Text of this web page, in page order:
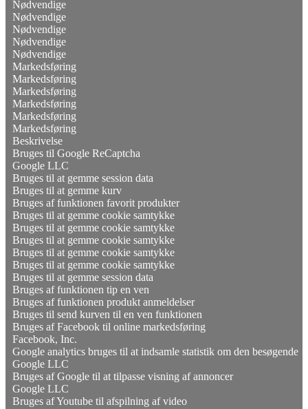
Nødvendige
Nødvendige
Nødvendige
Nødvendige
Nødvendige
Markedsføring
Markedsføring
Markedsføring
Markedsføring
Markedsføring
Markedsføring
Beskrivelse
Bruges til Google ReCaptcha
Google LLC
Bruges til at gemme session data
Bruges til at gemme kurv
Bruges af funktionen favorit produkter
Bruges til at gemme cookie samtykke
Bruges til at gemme cookie samtykke
Bruges til at gemme cookie samtykke
Bruges til at gemme cookie samtykke
Bruges til at gemme cookie samtykke
Bruges til at gemme session data
Bruges af funktionen tip en ven
Bruges af funktionen produkt anmeldelser
Bruges til send kurven til en ven funktionen
Bruges af Facebook til online markedsføring
Facebook, Inc.
Google analytics bruges til at indsamle statistik om den besøgende
Google LLC
Bruges af Google til at tilpasse visning af annoncer
Google LLC
Bruges af Youtube til afspilning af video